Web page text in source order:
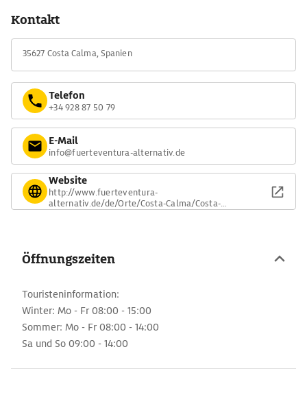
Kontakt
35627 Costa Calma, Spanien
Telefon
+34 928 87 50 79
E-Mail
info@fuerteventura-alternativ.de
Website
http://www.fuerteventura-
alternativ.de/de/Orte/Costa-Calma/Costa-
Öffnungszeiten
Touristeninformation:
Winter: Mo - Fr 08:00 - 15:00
Sommer: Mo - Fr 08:00 - 14:00
Sa und So 09:00 - 14:00